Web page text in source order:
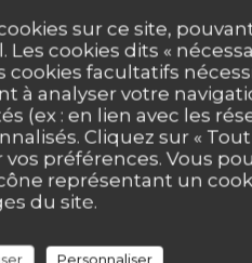
sur ce site,
cookies dits «
cookies facultatifs
à analyser votre
(ex : en lien avec les
Cliquez sur « Tout
préférences. Vous
représentant un
du site.
Personnaliser
de délicieux
avec beaucoup de
mes amis m'a
le site,
: 5/5 Qualité / Prix: 5/5